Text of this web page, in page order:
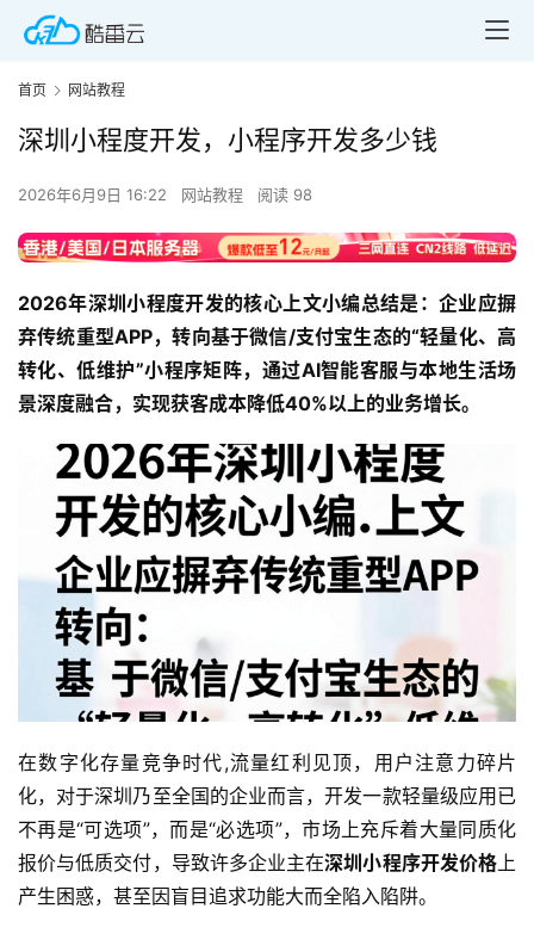
首页 网站教程
深圳小程度开发，小程序开发多少钱
2026年6月9日 16:22 网站教程 阅读 98
2026年深圳小程度开发的核心上文小编总结是：企业应摒
弃传统重型APP，转向基于微信/支付宝生态的“轻量化、高
转化、低维护”小程序矩阵，通过AI智能客服与本地生活场
景深度融合，实现获客成本降低40%以上的业务增长。
在数字化存量竞争时代,流量红利见顶，用户注意力碎片
化，对于深圳乃至全国的企业而言，开发一款轻量级应用已
不再是“可选项”，而是“必选项”，市场上充斥着大量同质化
报价与低质交付，导致许多企业主在深圳小程序开发价格上
产生困惑，甚至因盲目追求功能大而全陷入陷阱。